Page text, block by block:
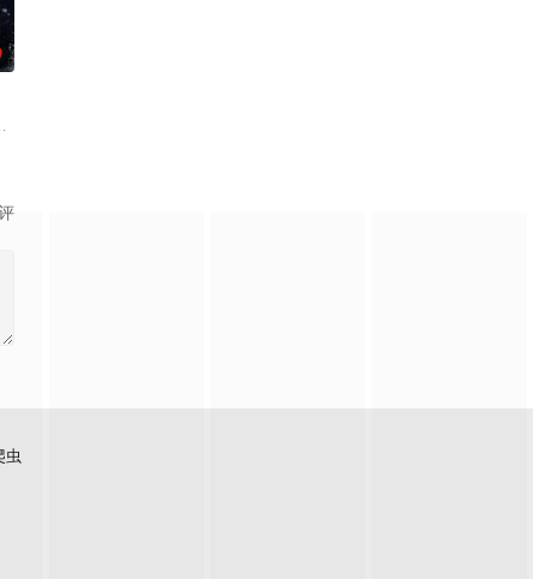
踪事件，牵出百年尘封的惊天秘辛。生死抉择、兄弟之情、门派担当与
被他从死人堆里救出来，蓬头垢面口齿不清。十年后的她才学满腹、冠
（姜贞羽 饰）因意外踏入玄机界，继而卷入虎云国内乱的漩涡，身陷重
队在无普及监控、无DNA鉴定技术的支持下，通过摸排、勘查等传统刑
虫